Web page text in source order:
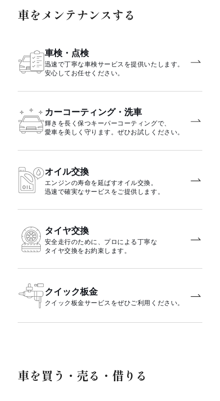
車をメンテナンスする
車検・点検
迅速で丁寧な車検サービスを提供いたします。
安心してお任せください。
カーコーティング・洗車
輝きを長く保つキーパーコーティングで、
愛車を美しく守ります。ぜひお試しください。
オイル交換
エンジンの寿命を延ばすオイル交換。
迅速で確実なサービスをご提供します。
タイヤ交換
安全走行のために、プロによる丁寧な
タイヤ交換をお約束します。
クイック板金
クイック板金サービスをぜひご利用ください。
車を買う・売る・借りる